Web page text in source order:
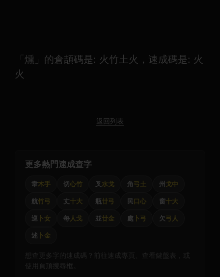
「燻」的倉頡碼是: 火竹土火，速成碼是: 火
火
返回列表
更多熱門速成查字
韋木手 切心竹 叉 水戈 角弓土 州 戈中
航竹弓 丈十大 瓶廿弓 民口心 窗十大
巡 卜女 每人戈 並廿金 處 卜弓 欠弓人
述 卜金
想查更多字的速成碼？前往速成專頁、查看鍵盤表，或
使用頁頂搜尋框。